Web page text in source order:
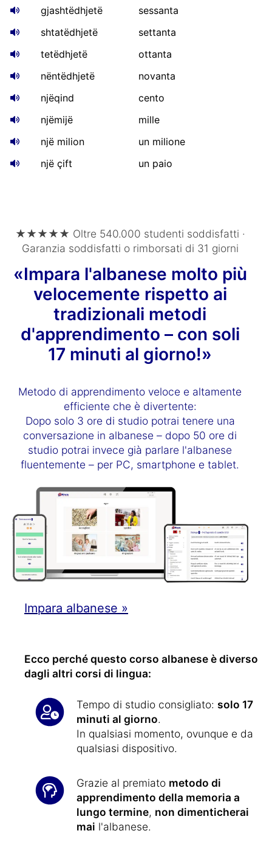
gjashtëdhjetë
sessanta
shtatëdhjetë
settanta
tetëdhjetë
ottanta
nëntëdhjetë
novanta
njëqind
cento
njëmijë
mille
një milion
un milione
një çift
un paio
★★★★★ Oltre 540.000 studenti soddisfatti ·
Garanzia soddisfatti o rimborsati di 31 giorni
«Impara l'albanese molto più
velocemente rispetto ai
tradizionali metodi
d'apprendimento – con soli
17 minuti al giorno!»
Metodo di apprendimento veloce e altamente
efficiente che è divertente:
Dopo solo 3 ore di studio potrai tenere una
conversazione in albanese – dopo 50 ore di
studio potrai invece già parlare l'albanese
fluentemente – per PC, smartphone e tablet.
Impara albanese »
Ecco perché questo corso albanese è diverso
dagli altri corsi di lingua:
Tempo di studio consigliato: solo 17
minuti al giorno.
In qualsiasi momento, ovunque e da
qualsiasi dispositivo.
Grazie al premiato metodo di
apprendimento della memoria a
lungo termine, non dimenticherai
mai l'albanese.